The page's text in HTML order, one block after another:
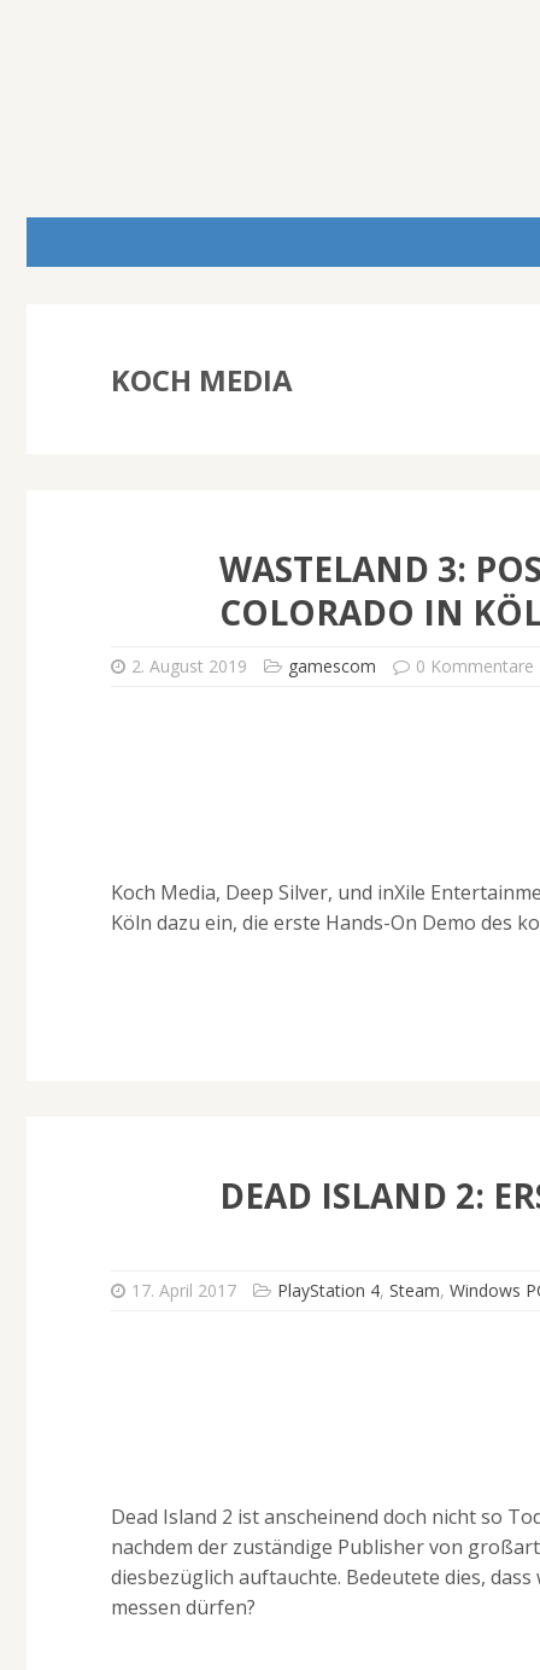
KOCH MEDIA
WASTELAND 3:
COLORADO IN
2. August 2019 gamescom 0 Kommentare
Koch Media, Deep Silver, und inXile
Köln dazu ein, die erste Hands-On Demo des
DEAD ISLAND 2:
17. April 2017 PlayStation 4,Steam,Windows
Dead Island 2 ist anscheinend doch nicht so
nachdem der zuständige Publisher von
diesbezüglich auftauchte. Bedeutete dies,
messen dürfen?